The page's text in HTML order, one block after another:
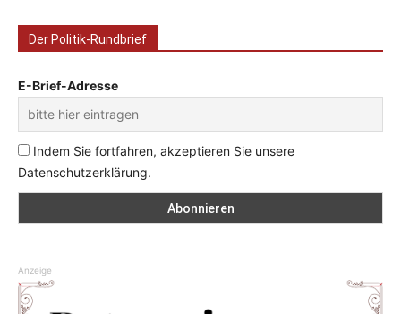
Der Politik-Rundbrief
E-Brief-Adresse
Indem Sie fortfahren, akzeptieren Sie unsere
Datenschutzerklärung.
Anzeige